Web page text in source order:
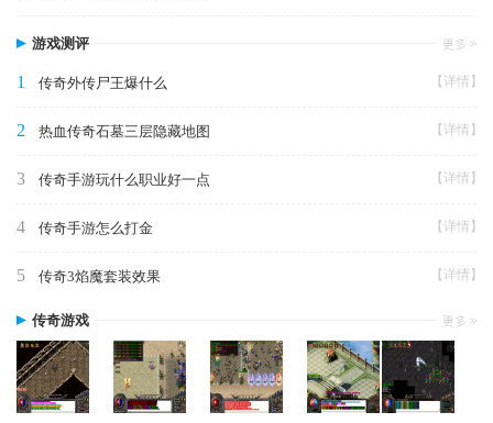
游戏测评
1 传奇外传尸王爆什么 【详情】
2 热血传奇石墓三层隐藏地图 【详情】
3 传奇手游玩什么职业好一点 【详情】
4 传奇手游怎么打金 【详情】
5 传奇3焰魔套装效果 【详情】
传奇游戏